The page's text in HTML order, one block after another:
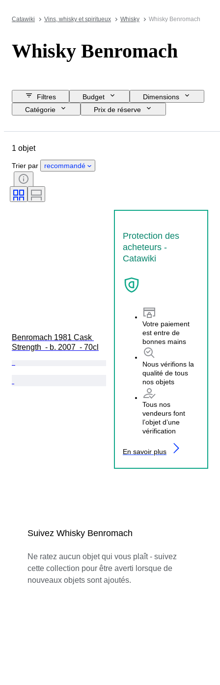
Catawiki Vins, whisky et spiritueux Whisky Whisky Benromach
Whisky Benromach
Filtres Budget
Dimensions
Catégorie
Prix de réserve
Pays d’origine
Liste pourcentage d'alcool
1 objet
Trier par recommandé
Benromach 1981 Cask
Strength  - b. 2007  - 70cl
Protection des
acheteurs -
Catawiki
Votre paiement
est entre de
bonnes mains
Nous vérifions la
qualité de tous
nos objets
Tous nos
vendeurs font
l’objet d’une
vérification
En savoir plus
Suivez Whisky Benromach
Ne ratez aucun objet qui vous plaît - suivez
cette collection pour être averti lorsque de
nouveaux objets sont ajoutés.